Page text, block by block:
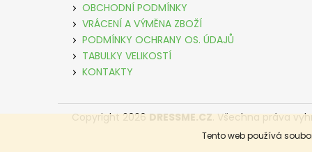
Tento web používá
OBCHODNÍ PODMÍNKY
VRÁCENÍ A VÝMĚNA ZBOŽÍ
PODMÍNKY OCHRANY OS. ÚDAJŮ
TABULKY VELIKOSTÍ
KONTAKTY
Copyright 2026DRESSME.CZ. Všechna práva